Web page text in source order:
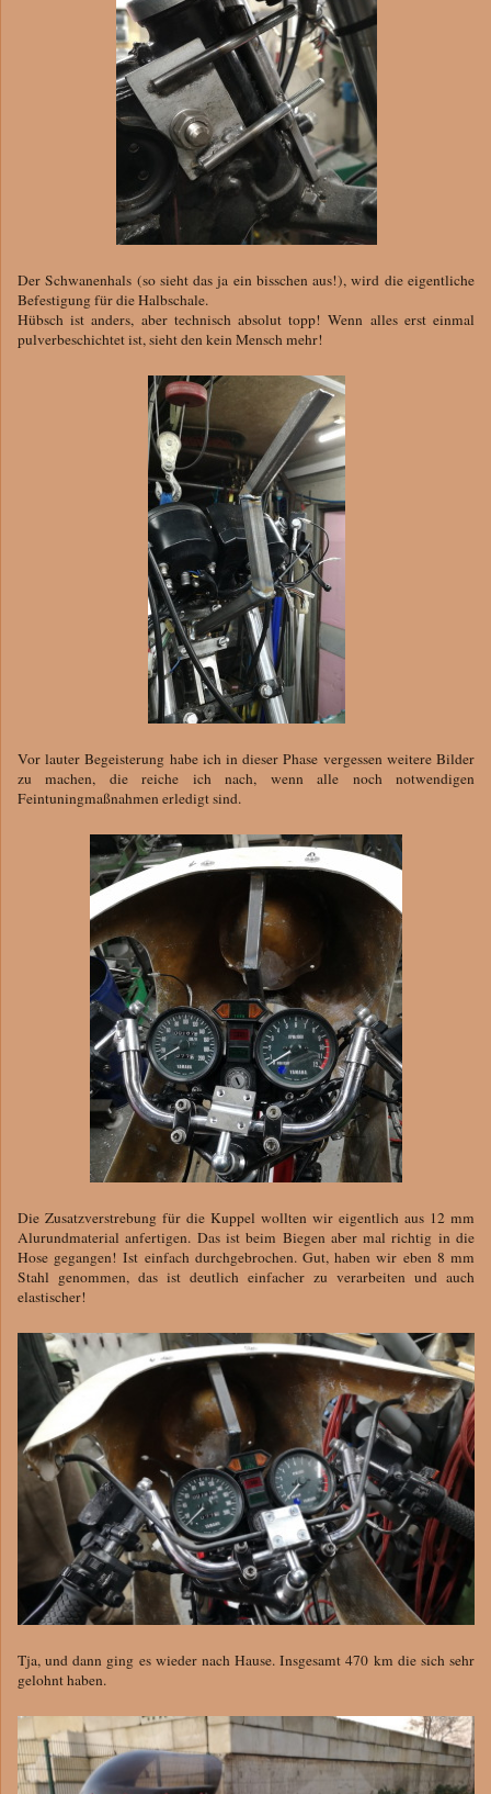
Der Schwanenhals (so sieht das ja ein bisschen aus!), wird die eigentliche
Befestigung für die Halbschale.
Hübsch ist anders, aber technisch absolut topp! Wenn alles erst einmal
pulverbeschichtet ist, sieht den kein Mensch mehr!
Vor lauter Begeisterung habe ich in dieser Phase vergessen weitere Bilder
zu machen, die reiche ich nach, wenn alle noch notwendigen
Feintuningmaßnahmen erledigt sind.
Die Zusatzverstrebung für die Kuppel wollten wir eigentlich aus 12 mm
Alurundmaterial anfertigen. Das ist beim Biegen aber mal richtig in die
Hose gegangen! Ist einfach durchgebrochen. Gut, haben wir eben 8 mm
Stahl genommen, das ist deutlich einfacher zu verarbeiten und auch
elastischer!
Tja, und dann ging es wieder nach Hause. Insgesamt 470 km die sich sehr
gelohnt haben.